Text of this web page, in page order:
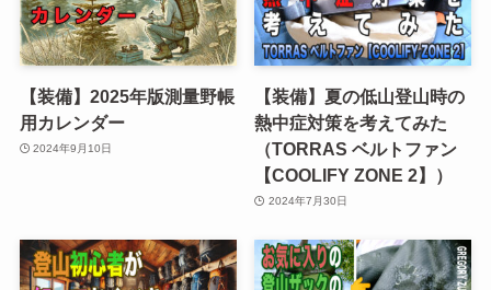
【装備】2025年版測量野帳
用カレンダー
2024年9月10日
【装備】夏の低山登山時の
熱中症対策を考えてみた
（TORRAS ベルトファン
【COOLIFY ZONE 2】）
2024年7月30日